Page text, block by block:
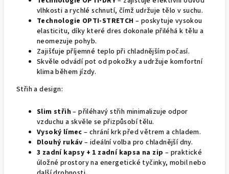
vlhkosti a rychlé schnutí, čímž udržuje tělo v suchu.
Technologie OPTI-STRETCH – poskytuje vysokou
elasticitu, díky které dres dokonale přiléhá k tělu a
neomezuje pohyb.
Zajišťuje příjemné teplo při chladnějším počasí.
Skvěle odvádí pot od pokožky a udržuje komfortní
klima během jízdy.
Střih a design:
Slim střih – přiléhavý střih minimalizuje odpor
vzduchu a skvěle se přizpůsobí tělu.
Vysoký límec – chrání krk před větrem a chladem.
Dlouhý rukáv – ideální volba pro chladnější dny.
3 zadní kapsy + 1 zadní kapsa na zip – praktické
úložné prostory na energetické tyčinky, mobil nebo